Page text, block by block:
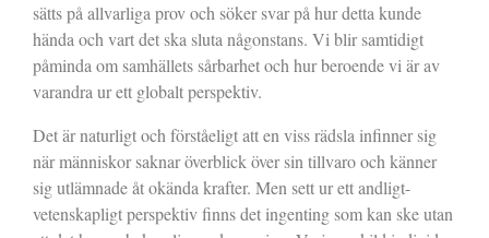
sätts på allvarliga prov och söker svar på hur detta kunde
hända och vart det ska sluta någonstans. Vi blir samtidigt
påminda om samhällets sårbarhet och hur beroende vi är av
varandra ur ett globalt perspektiv.
Det är naturligt och förståeligt att en viss rädsla infinner sig
när människor saknar överblick över sin tillvaro och känner
sig utlämnade åt okända krafter. Men sett ur ett andligt-
vetenskapligt perspektiv finns det ingenting som kan ske utan